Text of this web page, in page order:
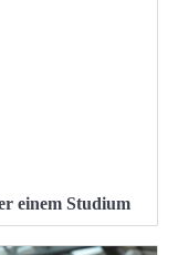
einem Studium